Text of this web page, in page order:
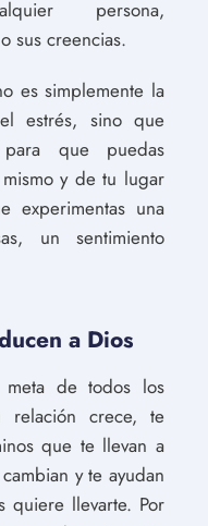
persona,
sus creencias.
es simplemente la
estrés, sino que
que puedas
y de tu lugar
experimentas una
un sentimiento
a Dios
de todos los
crece, te
que te llevan a
y te ayudan
quiere llevarte. Por